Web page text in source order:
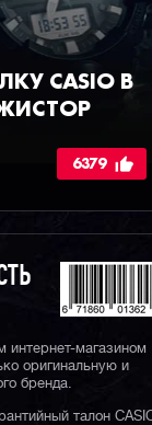
CASIO В
6379
интернет-магазином
оригинальную и
бренда.
талон